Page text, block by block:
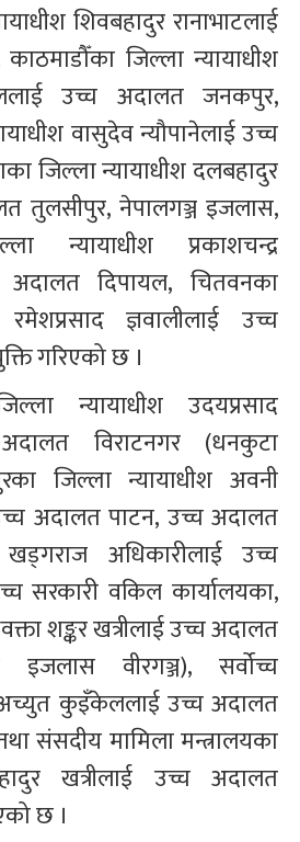
शिवबहादुर रानाभाटलाई
जिल्ला न्यायाधीश
उच्च अदालत जनकपुर,
वासुदेव न्यौपानेलाई उच्च
जिल्ला न्यायाधीश दलबहादुर
तुलसीपुर, नेपालगञ्ज इजलास,
न्यायाधीश प्रकाशचन्द्र
अदालत दिपायल, चितवनका
ज्ञवालीलाई उच्च
गरिएको छ ।
न्यायाधीश उदयप्रसाद
विराटनगर (धनकुटा
जिल्ला न्यायाधीश अवनी
अदालत पाटन, उच्च अदालत
खड्गराज अधिकारीलाई उच्च
सरकारी वकिल कार्यालयका,
शङ्कर खत्रीलाई उच्च अदालत
वीरगञ्ज), सर्वोच्च
अच्युत कुइँकेललाई उच्च अदालत
संसदीय मामिला मन्त्रालयका
खत्रीलाई उच्च अदालत
छ ।